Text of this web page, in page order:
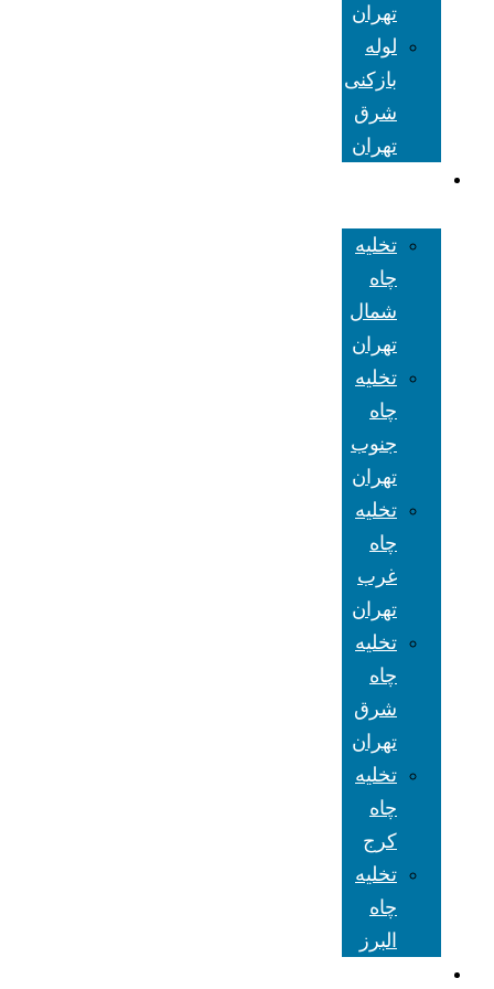
تهران
لوله
بازکنی
شرق
تهران
تخلیه
چاه
شمال
تهران
تخلیه
چاه
جنوب
تهران
تخلیه
چاه
غرب
تهران
تخلیه
چاه
شرق
تهران
تخلیه
چاه
کرج
تخلیه
چاه
البرز